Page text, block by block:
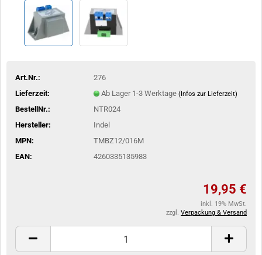
Art.Nr.:
276
Lieferzeit:
Ab Lager 1-3 Werktage (Infos zur Lieferzeit)
BestellNr.:
NTR024
Hersteller:
Indel
MPN:
TMBZ12/016M
EAN:
4260335135983
19,95 €
inkl. 19% MwSt.
zzgl. Verpackung & Versand